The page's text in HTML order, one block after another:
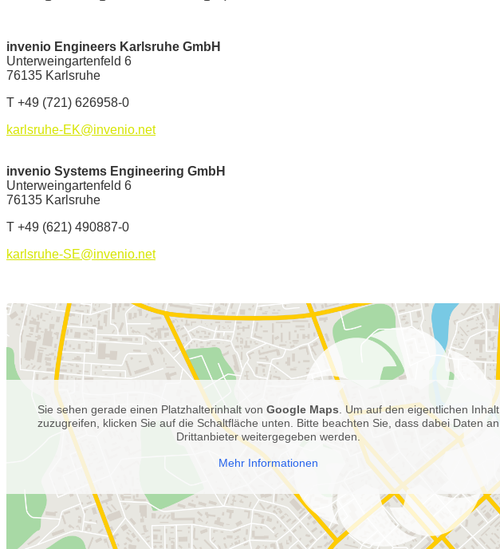
invenio Engineers Karlsruhe GmbH
Unterweingartenfeld 6
76135 Karlsruhe
T +49 (721) 626958-0
karlsruhe-EK@invenio.net
invenio Systems Engineering GmbH
Unterweingartenfeld 6
76135 Karlsruhe
T +49 (621) 490887-0
karlsruhe-SE@invenio.net
Sie sehen gerade einen Platzhalterinhalt vonGoogle Maps . Um auf den eigentlichen Inhalt
zuzugreifen, klicken Sie auf die Schaltfläche unten. Bitte beachten Sie, dass dabei Daten an
Drittanbieter weitergegeben werden.
Mehr Informationen